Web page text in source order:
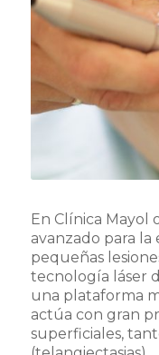
En Clínica
avanzado para
pequeñas
tecnología láser
una plataforma
actúa con gran
superficiales,